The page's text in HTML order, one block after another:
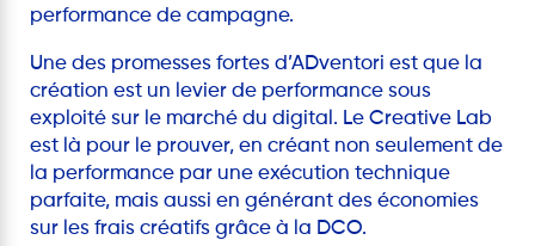
performance de campagne.
Une des promesses fortes d’ADventori est que la
création est un levier de performance sous
exploité sur le marché du digital. Le Creative Lab
est là pour le prouver, en créant non seulement de
la performance par une exécution technique
parfaite, mais aussi en générant des économies
sur les frais créatifs grâce à la DCO.